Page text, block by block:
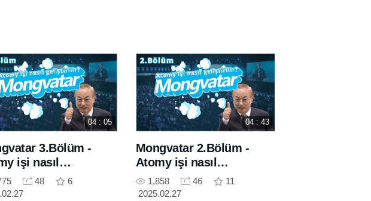
04 : 05
3.Bölüm -
işi nasıl
48
6
04 : 43
Mongvatar 2.Bölüm -
Atomy işi nasıl
geliştirilir?
1,858 46
11
2025.02.27